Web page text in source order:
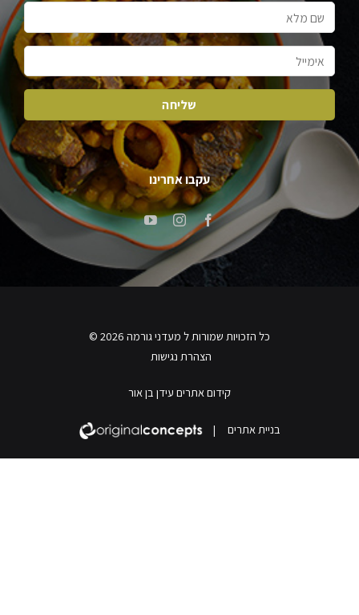
עקבו אחרינו
כל הזכויות שמורות ל מעדני גורמה 2026 ©
הצהרת נגישות
קידום אתרים עידן בן אור
בניית אתרים |